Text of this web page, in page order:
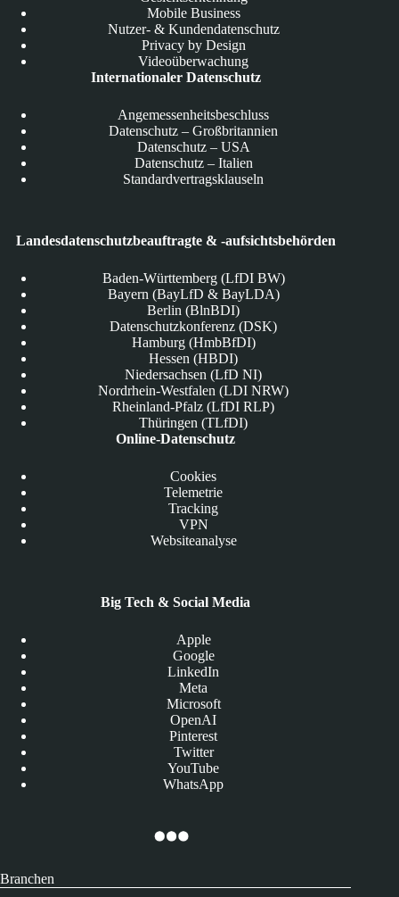
Mobile Business
Nutzer- & Kundendatenschutz
Privacy by Design
Videoüberwachung
Internationaler Datenschutz
Angemessenheitsbeschluss
Datenschutz – Großbritannien
Datenschutz – USA
Datenschutz – Italien
Standardvertragsklauseln
Landesdatenschutzbeauftragte & -aufsichtsbehörden
Baden-Württemberg (LfDI BW)
Bayern (BayLfD & BayLDA)
Berlin (BlnBDI)
Datenschutzkonferenz (DSK)
Hamburg (HmbBfDI)
Hessen (HBDI)
Niedersachsen (LfD NI)
Nordrhein-Westfalen (LDI NRW)
Rheinland-Pfalz (LfDI RLP)
Thüringen (TLfDI)
Online-Datenschutz
Cookies
Telemetrie
Tracking
VPN
Websiteanalyse
Big Tech & Social Media
Apple
Google
LinkedIn
Meta
Microsoft
OpenAI
Pinterest
Twitter
YouTube
WhatsApp
Branchen